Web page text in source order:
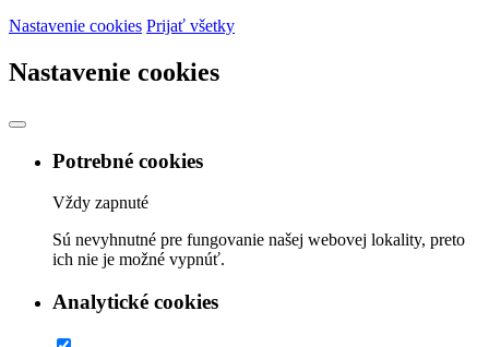
Nastavenie cookies Prijať všetky
Nastavenie cookies
Potrebné cookies
Vždy zapnuté
Sú nevyhnutné pre fungovanie našej webovej lokality, preto
ich nie je možné vypnúť.
Analytické cookies